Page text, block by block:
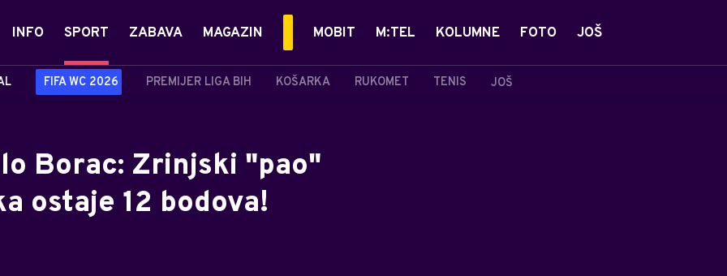
INFO SPORT
FIFA WC 2026 PREMIJER LIGA BIH KOŠARKA RUKOMET TENIS JOŠ
ZABAVA MAGAZIN MOBIT M:TEL KOLUMNE FOTO JOŠ
Borac: Zrinjski "pao"
ostaje 12 bodova!